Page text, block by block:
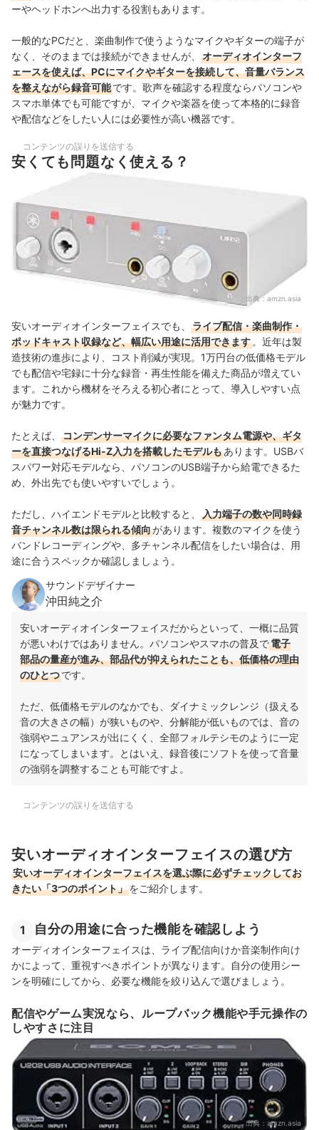
ーやヘッドホンへ出力する役割もあります。
一般的なPCだと、楽曲制作で使うようなマイクやギターの端子が
なく、そのままでは接続ができませんが、
オーディオインターフ
ェースを使えば、PCにマイクやギターを接続して、音量バランス
を整えながら録音可能です。歌声を確認する程度ならパソコンや
スマホ単体でも可能ですが、マイクや楽器を使って本格的に録音
や配信などをしたい人には必要性が高い機器です。
コンテンツの誤りを送信する
安くても問題なく使える？
出典： amzn.asia
安いオーディオインターフェイスでも、
ライブ配信・楽曲制作・
ポッドキャスト収録など、幅広い用途に活用できます 。近年は製
造技術の進歩により、コスト削減が実現。1万円台の低価格モデル
でも配信や宅録に十分な録音・再生性能を備えた商品が増えてい
ます。これから機材をそろえる初心者にとって、導入しやすい点
が魅力です。
たとえば、
コンデンサーマイクに必要なファンタム電源や、ギタ
ーを直接つなげるHi-Z入力を搭載したモデルもあります。USBバ
スパワー対応モデルなら、パソコンのUSB端子から給電できるた
め、外出先でも使いやすいでしょう。
ただし、ハイエンドモデルと比較すると、
入力端子の数や同時録
音チャンネル数は限られる傾向があります。複数のマイクを使う
バンドレコーディングや、多チャンネル配信をしたい場合は、用
途に合うスペックか確認しましょう。
サウンドデザイナー
沖田純之介
安いオーディオインターフェイスだからといって、一概に品質
が悪いわけではありません。パソコンやスマホの普及で電子
部品の量産が進み、部品代が抑えられたことも、低価格の理由
のひとつです。
ただ、低価格モデルのなかでも、ダイナミックレンジ（扱える
音の大きさの幅）が狭いものや、分解能が低いものでは、音の
強弱やニュアンスが出にくく、全部フォルテシモのように一定
になってしまいます。とはいえ、録音後にソフトを使って音量
の強弱を調整することも可能ですよ。
コンテンツの誤りを送信する
安いオーディオインターフェイスの選び方
安いオーディオインターフェイスを選ぶ際に必ずチェックしてお
きたい「3つのポイント」をご紹介します。
1 自分の用途に合った機能を確認しよう
オーディオインターフェイスは、ライブ配信向けか音楽制作向け
かによって、重視すべきポイントが異なります。自分の使用シー
ンを明確にしてから、必要な機能を絞り込んで選びましょう。
配信やゲーム実況なら、ループバック機能や手元操作の
しやすさに注目
出典： amzn.asia